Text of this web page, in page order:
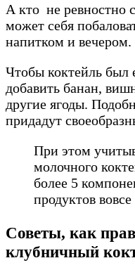
А кто не ревностно
может себя
напитком и вечером.
Чтобы коктейль
добавить банан,
другие ягоды.
придадут
При этом
молочного
более 5
продуктов
Советы, как
клубничный